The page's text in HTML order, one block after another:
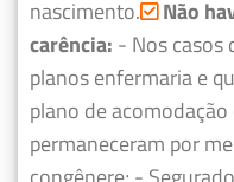
nascimento. Não
carência: - Nos casos
planos enfermaria e
plano de
permaneceram por